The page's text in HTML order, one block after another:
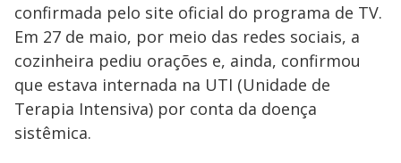
confirmada pelo site oficial do programa de TV.
Em 27 de maio, por meio das redes sociais, a
cozinheira pediu orações e, ainda, confirmou
que estava internada na UTI (Unidade de
Terapia Intensiva) por conta da doença
sistêmica.